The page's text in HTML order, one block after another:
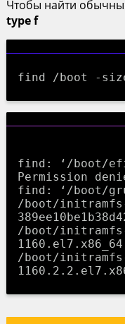
Чтобы найти
type f
find /boot -
find: ‘/boot/
Permission
find: ‘/boot/
/boot/
/boot/
/boot/